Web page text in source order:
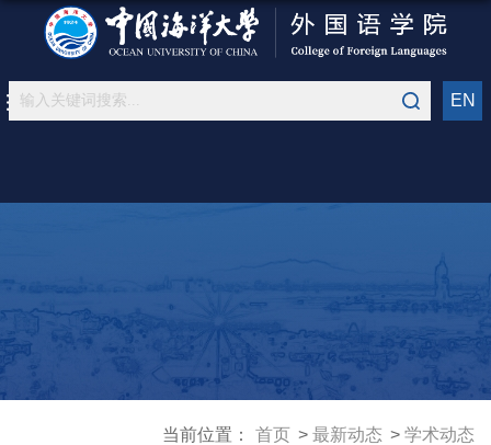
EN
当前位置： 首页 最新动态 学术动态